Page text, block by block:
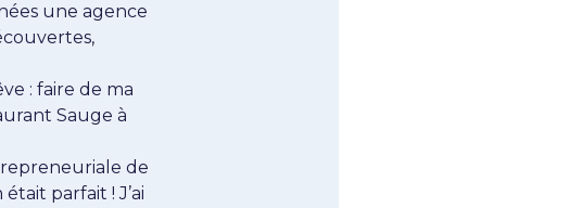
une agence
: faire de ma
Sauge à
de
parfait ! J’ai